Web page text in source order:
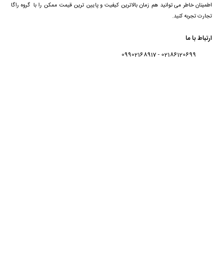
اطمینان خاطر می توانید هم زمان بالاترین کیفیت و پایین ترین قیمت ممکن را با گروه راگا
تجارت تجربه کنید.
ارتباط با ما
02186120699 - 09902168917